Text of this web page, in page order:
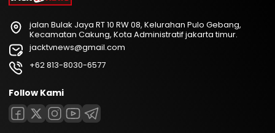
jalan Bulak Jaya RT 10 RW 08, Kelurahan Pulo Gebang,
Kecamatan Cakung, Kota Administratif jakarta timur.
jacktvnews@gmail.com
+62 813-8030-6577
Follow Kami